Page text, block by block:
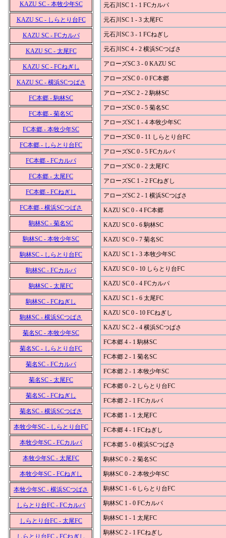
KAZU SC - 本牧少年SC
KAZU SC - しらとり台FC
KAZU SC - FCカルパ
KAZU SC - 太尾FC
KAZU SC - FCねぎし
KAZU SC - 横浜SCつばさ
FC本郷 - 駒林SC
FC本郷 - 菊名SC
FC本郷 - 本牧少年SC
FC本郷 - しらとり台FC
FC本郷 - FCカルパ
FC本郷 - 太尾FC
FC本郷 - FCねぎし
FC本郷 - 横浜SCつばさ
駒林SC - 菊名SC
駒林SC - 本牧少年SC
駒林SC - しらとり台FC
駒林SC - FCカルパ
駒林SC - 太尾FC
駒林SC - FCねぎし
駒林SC - 横浜SCつばさ
菊名SC - 本牧少年SC
菊名SC - しらとり台FC
菊名SC - FCカルパ
菊名SC - 太尾FC
菊名SC - FCねぎし
菊名SC - 横浜SCつばさ
本牧少年SC - しらとり台FC
本牧少年SC - FCカルパ
本牧少年SC - 太尾FC
本牧少年SC - FCねぎし
本牧少年SC - 横浜SCつばさ
しらとり台FC - FCカルパ
しらとり台FC - 太尾FC
しらとり台FC - FCねぎし
元石川SC 1 - 1 FCカルパ
元石川SC 1 - 3 太尾FC
元石川SC 3 - 1 FCねぎし
元石川SC 4 - 2 横浜SCつばさ
アローズSC 3 - 0 KAZU SC
アローズSC 0 - 0 FC本郷
アローズSC 2 - 2 駒林SC
アローズSC 0 - 5 菊名SC
アローズSC 1 - 4 本牧少年SC
アローズSC 0 - 11 しらとり台FC
アローズSC 0 - 5 FCカルパ
アローズSC 0 - 2 太尾FC
アローズSC 1 - 2 FCねぎし
アローズSC 2 - 1 横浜SCつばさ
KAZU SC 0 - 4 FC本郷
KAZU SC 0 - 6 駒林SC
KAZU SC 0 - 7 菊名SC
KAZU SC 1 - 3 本牧少年SC
KAZU SC 0 - 10 しらとり台FC
KAZU SC 0 - 4 FCカルパ
KAZU SC 1 - 6 太尾FC
KAZU SC 0 - 10 FCねぎし
KAZU SC 2 - 4 横浜SCつばさ
FC本郷 4 - 1 駒林SC
FC本郷 2 - 1 菊名SC
FC本郷 2 - 1 本牧少年SC
FC本郷 0 - 2 しらとり台FC
FC本郷 2 - 1 FCカルパ
FC本郷 1 - 1 太尾FC
FC本郷 4 - 1 FCねぎし
FC本郷 5 - 0 横浜SCつばさ
駒林SC 0 - 2 菊名SC
駒林SC 0 - 2 本牧少年SC
駒林SC 1 - 6 しらとり台FC
駒林SC 1 - 0 FCカルパ
駒林SC 1 - 1 太尾FC
駒林SC 2 - 1 FCねぎし